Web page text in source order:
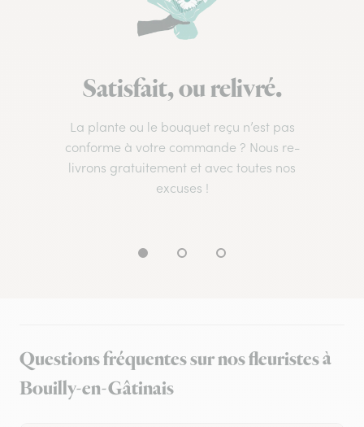
Satisfait, ou relivré.
La plante ou le bouquet reçu n’est pas
conforme à votre commande ? Nous re-
livrons gratuitement et avec toutes nos
excuses !
Questions fréquentes sur nos fleuristes à
Bouilly-en-Gâtinais